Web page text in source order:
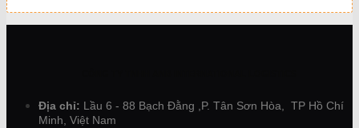
Địa chỉ: Lầu 6 - 88 Bạch Đằng ,P. Tân Sơn Hòa, TP Hồ Chí
Minh, Việt Nam